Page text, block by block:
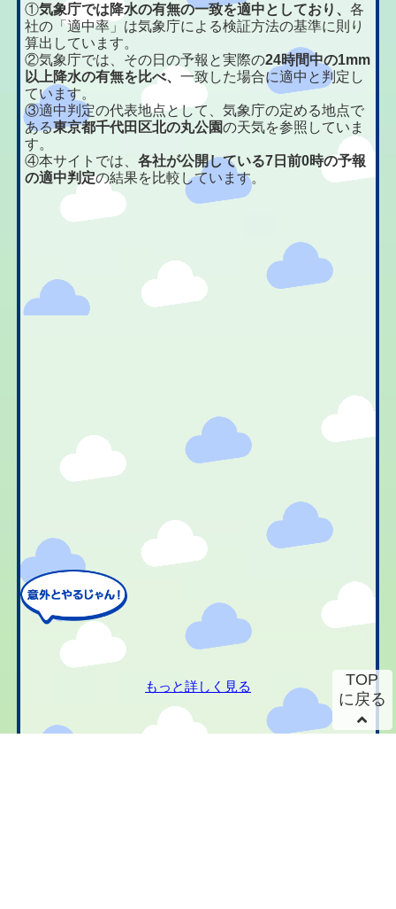
①気象庁では降水の有無の一致を適中としており、各
社の「適中率」は気象庁による検証方法の基準に則り
算出しています。
②気象庁では、その日の予報と実際の24時間中の1mm
以上降水の有無を比べ、一致した場合に適中と判定し
ています。
③適中判定の代表地点として、気象庁の定める地点で
ある東京都千代田区北の丸公園の天気を参照していま
す。
④本サイトでは、各社が公開している7日前0時の予報
の適中判定の結果を比較しています。
もっと詳しく見る
TOP
に戻る